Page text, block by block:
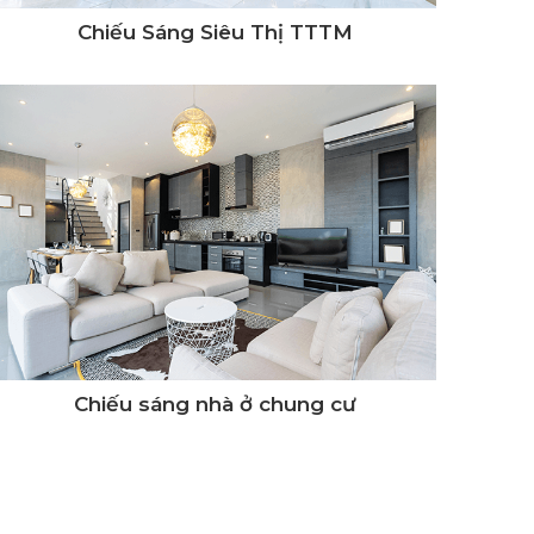
Chiếu Sáng Siêu Thị TTTM
Chiếu sáng nhà ở chung cư